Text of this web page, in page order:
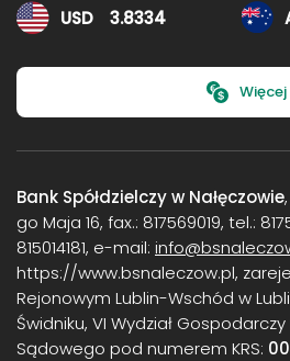
Kursy walut
USD 3.8334
Więcej
Bank Spółdzielczy w Nałęczowie
go Maja 16, fax.: 817569019, tel.:
815014181, e-mail:
https://www.bsnaleczow.pl,
Rejonowym Lublin-Wschód w
Świdniku, VI Wydział
Sądowego pod numerem KRS: